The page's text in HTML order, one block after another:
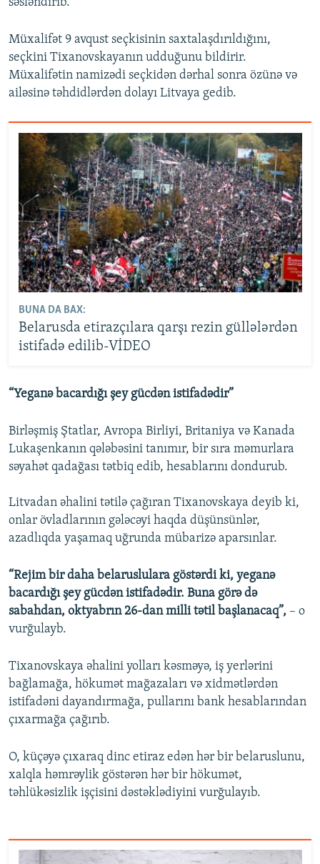
səsləndirib.
Müxalifət 9 avqust seçkisinin saxtalaşdırıldığını,
seçkini Tixanovskayanın udduğunu bildirir.
Müxalifətin namizədi seçkidən dərhal sonra özünə və
ailəsinə təhdidlərdən dolayı Litvaya gedib.
BUNA DA BAX:
Belarusda etirazçılara qarşı rezin güllələrdən
istifadə edilib-VİDEO
“Yeganə bacardığı şey gücdən istifadədir”
Birləşmiş Ştatlar, Avropa Birliyi, Britaniya və Kanada
Lukaşenkanın qələbəsini tanımır, bir sıra məmurlara
səyahət qadağası tətbiq edib, hesablarını dondurub.
Litvadan əhalini tətilə çağıran Tixanovskaya deyib ki,
onlar övladlarının gələcəyi haqda düşünsünlər,
azadlıqda yaşamaq uğrunda mübarizə aparsınlar.
“Rejim bir daha belaruslulara göstərdi ki, yeganə
bacardığı şey gücdən istifadədir. Buna görə də
sabahdan, oktyabrın 26-dan milli tətil başlanacaq”, – o
vurğulayb.
Tixanovskaya əhalini yolları kəsməyə, iş yerlərini
bağlamağa, hökumət mağazaları və xidmətlərdən
istifadəni dayandırmağa, pullarını bank hesablarından
çıxarmağa çağırıb.
O, küçəyə çıxaraq dinc etiraz edən hər bir belaruslunu,
xalqla həmrəylik göstərən hər bir hökumət,
təhlükəsizlik işçisini dəstəklədiyini vurğulayıb.